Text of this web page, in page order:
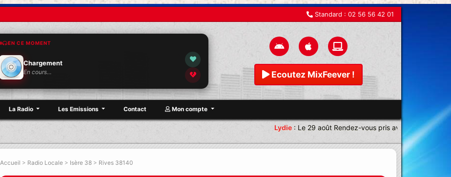
Standard : 02 56 56 42 01
EN CE MOMENT
Chargement
En cours… Ecoutez MixFeever !
La Radio Les Emissions Contact Mon compte
Lydie:Le 29 août Rendez-vous pris avec une équipe
Accueil > Radio Locale> Isère 38> Rives 38140